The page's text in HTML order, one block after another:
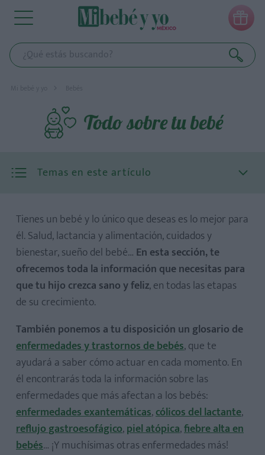

Mi bebé y yo Bebés
Todo sobre tu bebé
Temas en este artículo
Tienes un bebé y lo único que deseas es lo mejor para
él. Salud, lactancia y alimentación, cuidados y
bienestar, sueño del bebé… En esta sección, te
ofrecemos toda la información que necesitas para
que tu hijo crezca sano y feliz, en todas las etapas
de su crecimiento.
También ponemos a tu disposición un glosario de
enfermedades y trastornos de bebés, que te
ayudará a saber cómo actuar en cada momento. En
él encontrarás toda la información sobre las
enfermedades que más afectan a los bebés:
enfermedades exantemáticas,cólicos del lactante,
reflujo gastroesofágico,piel atópica,fiebre alta en
bebés… ¡Y muchísimas otras enfermedades más!